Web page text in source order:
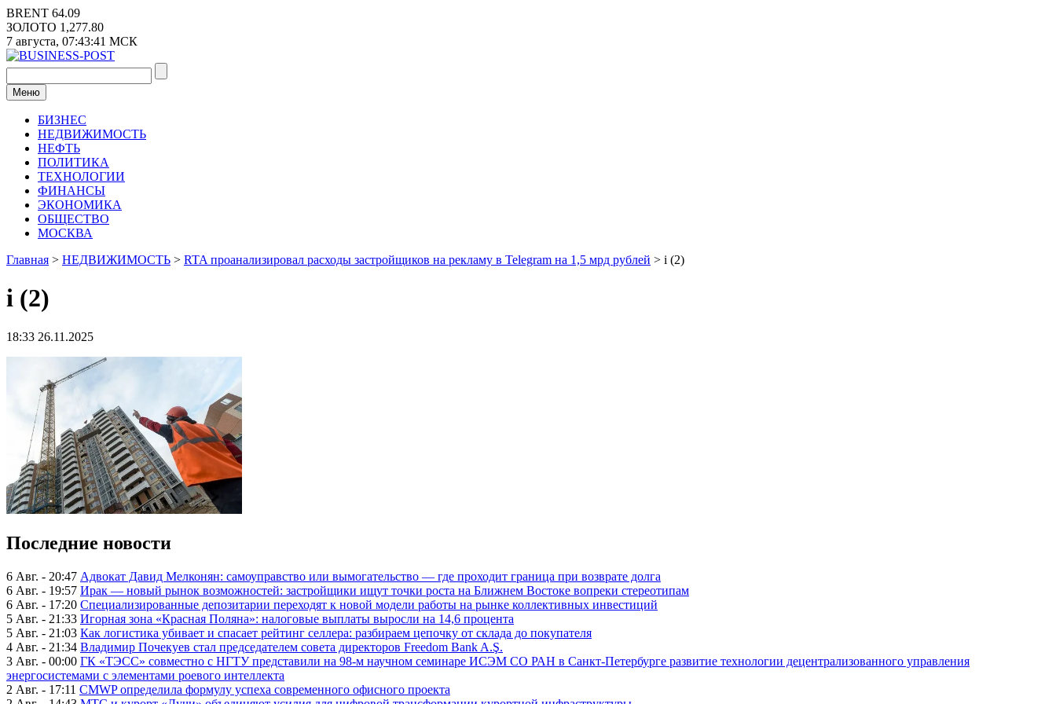
Перейти
к
содержимому
BRENT 64.09
ЗОЛОТО 1,277.80
7 августа, 07:43:42 МСК
Меню
БИЗНЕС
НЕДВИЖИМОСТЬ
НЕФТЬ
ПОЛИТИКА
ТЕХНОЛОГИИ
ФИНАНСЫ
ЭКОНОМИКА
ОБЩЕСТВО
МОСКВА
Главная > НЕДВИЖИМОСТЬ > RTA проанализировал расходы застройщиков на рекламу в Telegram на 1,5 мрд рублей > i (2)
i (2)
18:33 26.11.2025
Последние новости
6 Авг. - 20:47 Адвокат Давид Мелконян: самоуправство или вымогательство — где проходит граница при возврате долга
6 Авг. - 19:57 Ирак — новый рынок возможностей: застройщики ищут точки роста на Ближнем Востоке вопреки стереотипам
6 Авг. - 17:20 Специализированные депозитарии переходят к новой модели работы на рынке коллективных инвестиций
5 Авг. - 21:33 Игорная зона «Красная Поляна»: налоговые выплаты выросли на 14,6 процента
5 Авг. - 21:03 Как логистика убивает и спасает рейтинг селлера: разбираем цепочку от склада до покупателя
4 Авг. - 21:34 Владимир Почекуев стал председателем совета директоров Freedom Bank A.Ş.
3 Авг. - 00:00 ГК «ТЭСС» совместно с НГТУ представили на 98-м научном семинаре ИСЭМ СО РАН в Санкт-Петербурге развитие технологии децентрализованного управления
энергосистемами с элементами роевого интеллекта
2 Авг. - 17:11 CMWP определила формулу успеха современного офисного проекта